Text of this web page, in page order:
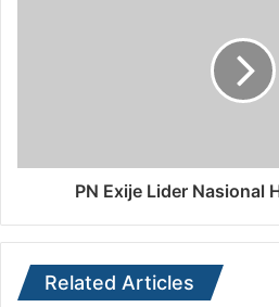
PN Exije Lider Nasional
Related Articles